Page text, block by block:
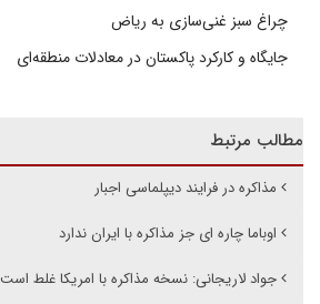
چراغ سبز غنی‌سازی به ریاض
جایگاه و کارکرد پاکستان در معادلات منطقه‌ای
مطالب مرتبط
مذاکره در فرایند دیپلماسی اجبار
اوباما چاره ای جز مذاکره با ایران ندارد
جواد لاریجانی: نسخه مذاکره با امریکا غلط است